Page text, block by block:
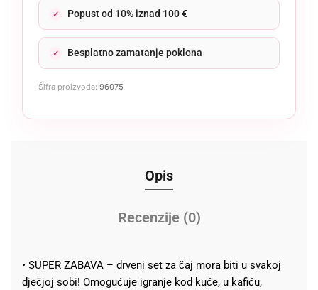
Popust od 10% iznad 100 €
Besplatno zamatanje poklona
Šifra proizvoda: 96075
Opis
Recenzije (0)
• SUPER ZABAVA – drveni set za čaj mora biti u svakoj
dječjoj sobi! Omogućuje igranje kod kuće, u kafiću,